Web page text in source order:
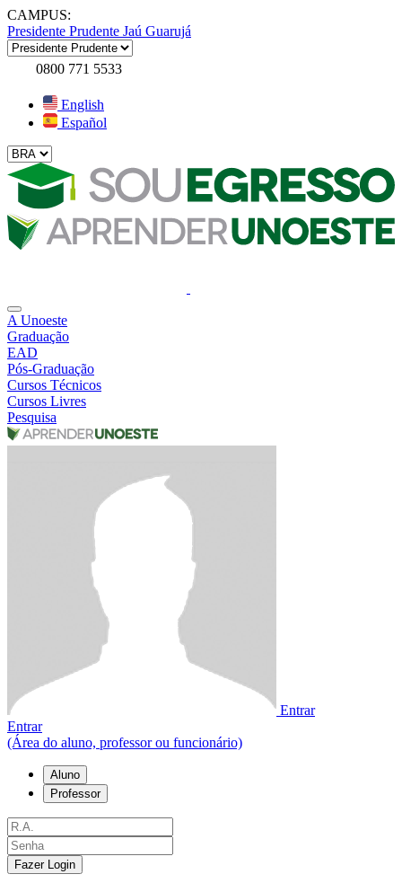
CAMPUS:
Presidente Prudente Jaú Guarujá
0800 771 5533
English
Español
A Unoeste
Graduação
EAD
Pós-Graduação
Cursos Técnicos
Cursos Livres
Pesquisa
Entrar
Entrar
(Área do aluno, professor ou funcionário)
Aluno
Professor
Fazer Login